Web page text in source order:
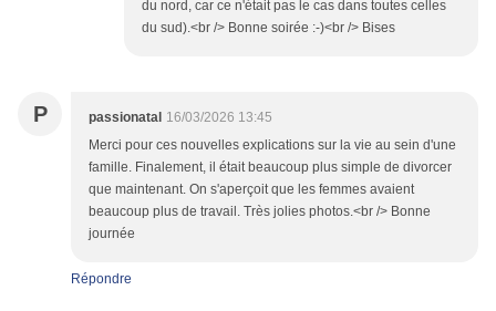
du nord, car ce n'était pas le cas dans toutes celles
du sud).<br /> Bonne soirée :-)<br /> Bises
P passionatal 16/03/2026 13:45
Merci pour ces nouvelles explications sur la vie au sein d'une
famille. Finalement, il était beaucoup plus simple de divorcer
que maintenant. On s'aperçoit que les femmes avaient
beaucoup plus de travail. Très jolies photos.<br /> Bonne
journée
Répondre